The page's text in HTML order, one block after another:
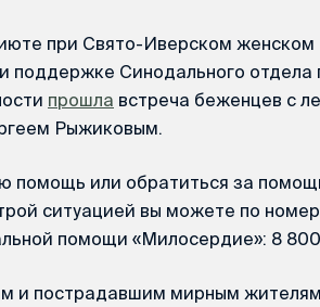
при Свято-Иверском женском
поддержке Синодального отдела
прошла встреча беженцев с
Рыжиковым.
помощь или обратиться за
ситуацией вы можете по
помощи «Милосердие»: 8
и пострадавшим мирным